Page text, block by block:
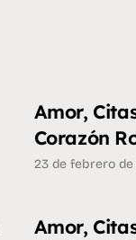
Amor,
Corazón
23 de febrero
Amor,